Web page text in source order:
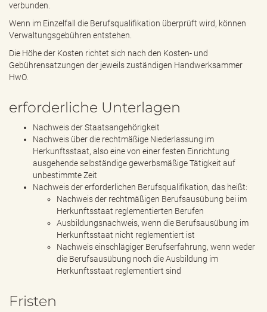
verbunden.
Wenn im Einzelfall die Berufsqualifikation überprüft wird, können
Verwaltungsgebühren entstehen.
Die Höhe der Kosten richtet sich nach den Kosten- und
Gebührensatzungen der jeweils zuständigen Handwerksammer
HwO.
erforderliche Unterlagen
Nachweis der Staatsangehörigkeit
Nachweis über die rechtmäßige Niederlassung im
Herkunftsstaat, also eine von einer festen Einrichtung
ausgehende selbständige gewerbsmäßige Tätigkeit auf
unbestimmte Zeit
Nachweis der erforderlichen Berufsqualifikation, das heißt:
Nachweis der rechtmäßigen Berufsausübung bei im
Herkunftsstaat reglementierten Berufen
Ausbildungsnachweis, wenn die Berufsausübung im
Herkunftsstaat nicht reglementiert ist
Nachweis einschlägiger Berufserfahrung, wenn weder
die Berufsausübung noch die Ausbildung im
Herkunftsstaat reglementiert sind
Fristen